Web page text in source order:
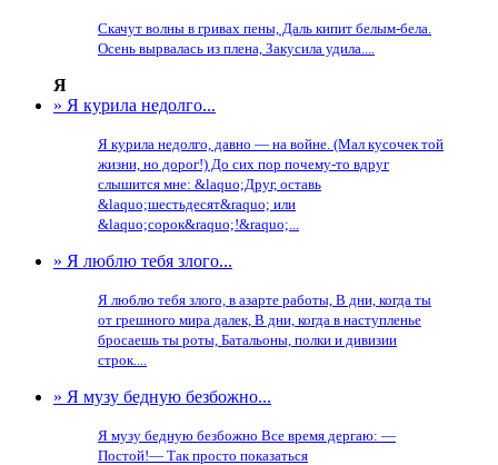
Скачут волны в гривах пены, Даль кипит белым-бела.
Осень вырвалась из плена, Закусила удила....
Я
» Я курила недолго...
Я курила недолго, давно — на войне. (Мал кусочек той
жизни, но дорог!) До сих пор почему-то вдруг
слышится мне: &laquo;Друг, оставь
&laquo;шестьдесят&raquo; или
&laquo;сорок&raquo;!&raquo;...
» Я люблю тебя злого...
Я люблю тебя злого, в азарте работы, В дни, когда ты
от грешного мира далек, В дни, когда в наступленье
бросаешь ты роты, Батальоны, полки и дивизии
строк....
» Я музу бедную безбожно...
Я музу бедную безбожно Все время дергаю: —
Постой!— Так просто показаться